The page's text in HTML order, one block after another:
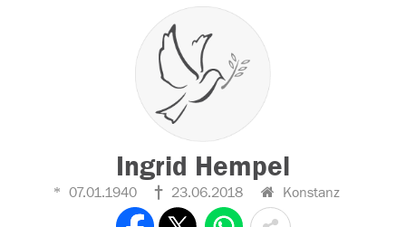
Ingrid Hempel
07.01.1940 23.06.2018 Konstanz